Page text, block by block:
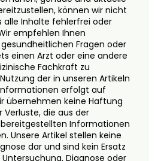
können wir nicht
alle Inhalte fehlerfrei oder
empfehlen Ihnen
Fragen oder
einen Arzt oder eine andere
Fachkraft zu
der in unseren Artikeln
erfolgt auf
übernehmen keine Haftung
Verluste, die aus der
Informationen
Unsere Artikel stellen keine
dar und sind kein Ersatz
Diagnose oder